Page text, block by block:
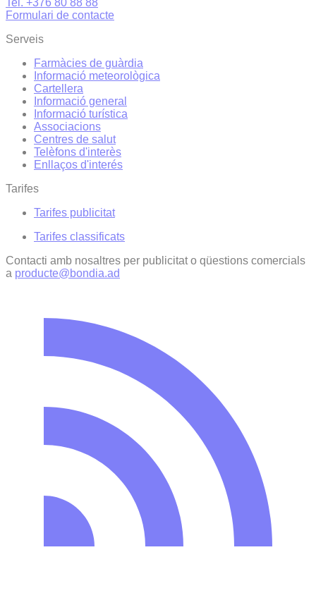
Tel. +376 80 88 88
Formulari de contacte
Serveis
Farmàcies de guàrdia
Informació meteorològica
Cartellera
Informació general
Informació turística
Associacions
Centres de salut
Telèfons d'interès
Enllaços d'interés
Tarifes
Tarifes publicitat
Tarifes classificats
Contacti amb nosaltres per publicitat o qüestions comercials
a producte@bondia.ad